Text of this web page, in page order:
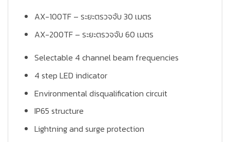
AX-100TF – ระยะตรวจจับ 30 เมตร
AX-200TF – ระยะตรวจจับ 60 เมตร
Selectable 4 channel beam frequencies
4 step LED indicator
Environmental disqualification circuit
IP65 structure
Lightning and surge protection